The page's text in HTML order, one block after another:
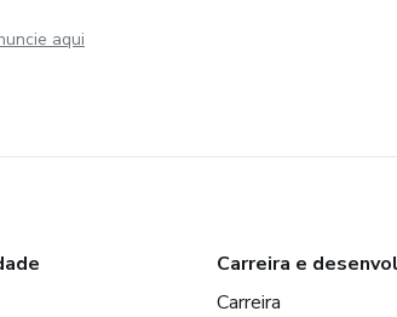
aqui
Carreira e
Carreira